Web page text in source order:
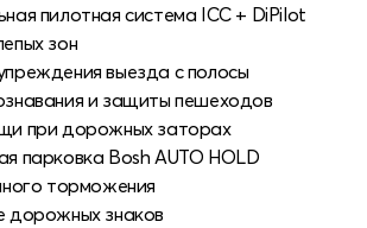
пилотная система ICC + DiPilot
зон
выезда с полосы
и защиты пешеходов
при дорожных заторах
парковка Bosh AUTO HOLD
торможения
дорожных знаков